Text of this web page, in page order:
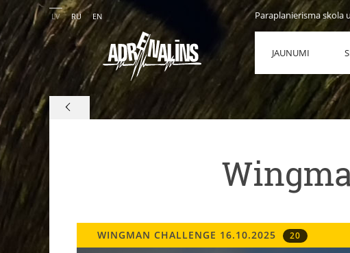
LV RU EN Paraplanierisma skola
JAUNUMI
WINGMAN CHALLENGE 16.10.2025 20